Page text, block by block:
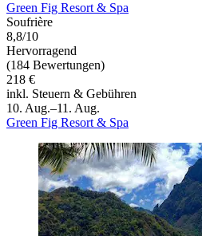
Green Fig Resort & Spa
Soufrière
8,8/10
Hervorragend
(184 Bewertungen)
218 €
inkl. Steuern & Gebühren
10. Aug.–11. Aug.
Green Fig Resort & Spa